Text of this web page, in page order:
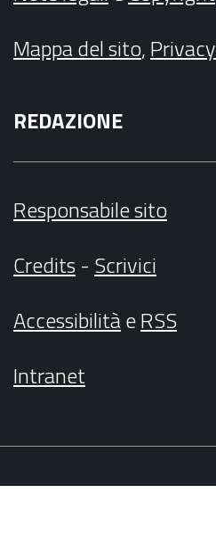
Mappa del sito,Privacy
REDAZIONE
Responsabile sito
Credits- Scrivici
AccessibilitàeRSS
Intranet